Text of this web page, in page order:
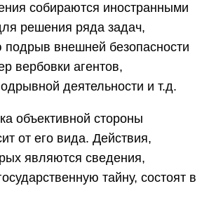
собираются иностранными
решения ряда задач,
внешней безопасности
вербовки агентов,
деятельности и т.д.
объективной стороны
от его вида. Действия,
являются сведения,
тайну, состоят в